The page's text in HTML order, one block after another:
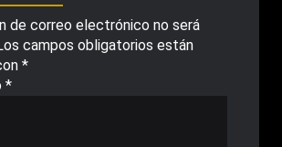
de correo electrónico no será
campos obligatorios están
*
*